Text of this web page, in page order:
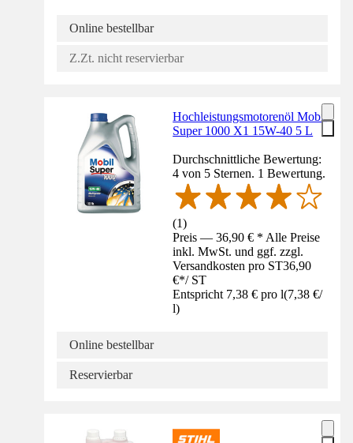
Online bestellbar
Z.Zt. nicht reservierbar
Hochleistungsmotorenöl Mobil
Super 1000 X1 15W-40 5 L
Durchschnittliche Bewertung:
4 von 5 Sternen. 1 Bewertung.
(1)
Preis — 36,90 € * Alle Preise
inkl. MwSt. und ggf. zzgl.
Versandkosten pro ST36,90
€*/ ST
Entspricht 7,38 € pro l(7,38 €/
l)
Online bestellbar
Reservierbar